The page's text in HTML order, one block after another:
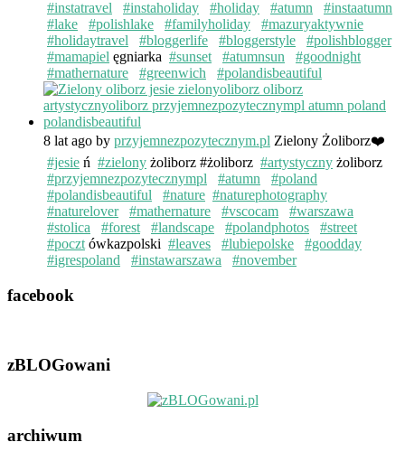
#instatravel #instaholiday #holiday #atumn
#instaatumn
#lake
#polishlake #familyholiday
#mazuryaktywnie
#holidaytravel
#bloggerlife #bloggerstyle
#polishblogger
#mamapiel ęgniarka #sunset #atumnsun
#goodnight
#mathernature
#greenwich #polandisbeautiful
8 lat ago by przyjemnezpozytecznym.pl Zielony Żoliborz❤️
#jesie ń #zielony żoliborz #żoliborz #artystyczny żoliborz
#przyjemnezpozytecznympl
#atumn
#poland
#polandisbeautiful
#nature #naturephotography
#naturelover
#mathernature #vscocam
#warszawa
#stolica
#forest #landscape #polandphotos
#street
#poczt ówkazpolski #leaves #lubiepolske
#goodday
#igrespoland
#instawarszawa #november
facebook
zBLOGowani
archiwum